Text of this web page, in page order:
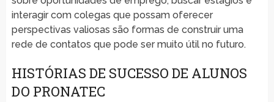
interagir com colegas que possam oferecer
perspectivas valiosas são formas de construir uma
rede de contatos que pode ser muito útil no futuro.
HISTÓRIAS DE SUCESSO DE ALUNOS
DO PRONATEC